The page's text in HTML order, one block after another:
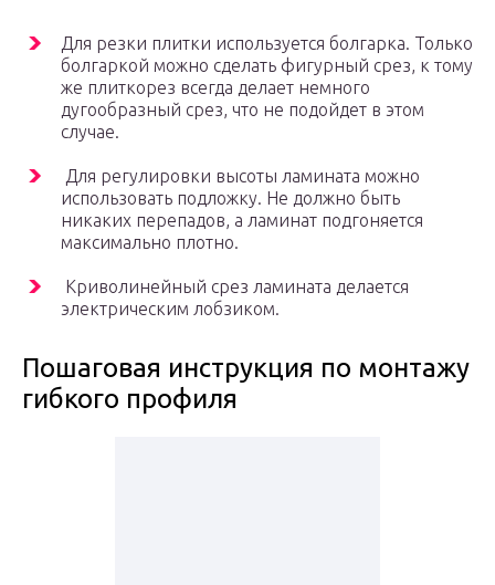
Для резки плитки используется болгарка. Только
болгаркой можно сделать фигурный срез, к тому
же плиткорез всегда делает немного
дугообразный срез, что не подойдет в этом
случае.
Для регулировки высоты ламината можно
использовать подложку. Не должно быть
никаких перепадов, а ламинат подгоняется
максимально плотно.
Криволинейный срез ламината делается
электрическим лобзиком.
Пошаговая инструкция по монтажу
гибкого профиля